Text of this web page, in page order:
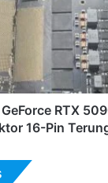
RTX
16-Pin